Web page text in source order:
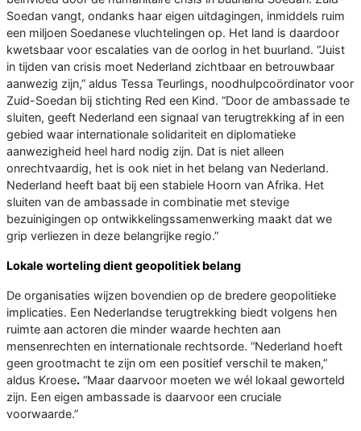
Soedan vangt, ondanks haar eigen uitdagingen, inmiddels ruim
een miljoen Soedanese vluchtelingen op. Het land is daardoor
kwetsbaar voor escalaties van de oorlog in het buurland. “Juist
in tijden van crisis moet Nederland zichtbaar en betrouwbaar
aanwezig zijn,” aldus Tessa Teurlings, noodhulpcoördinator voor
Zuid-Soedan bij stichting Red een Kind. “Door de ambassade te
sluiten, geeft Nederland een signaal van terugtrekking af in een
gebied waar internationale solidariteit en diplomatieke
aanwezigheid heel hard nodig zijn. Dat is niet alleen
onrechtvaardig, het is ook niet in het belang van Nederland.
Nederland heeft baat bij een stabiele Hoorn van Afrika. Het
sluiten van de ambassade in combinatie met stevige
bezuinigingen op ontwikkelingssamenwerking maakt dat we
grip verliezen in deze belangrijke regio.”
Lokale worteling dient geopolitiek belang
De organisaties wijzen bovendien op de bredere geopolitieke
implicaties. Een Nederlandse terugtrekking biedt volgens hen
ruimte aan actoren die minder waarde hechten aan
mensenrechten en internationale rechtsorde. “Nederland hoeft
geen grootmacht te zijn om een positief verschil te maken,”
aldus Kroese. “Maar daarvoor moeten we wél lokaal geworteld
zijn. Een eigen ambassade is daarvoor een cruciale
voorwaarde.”